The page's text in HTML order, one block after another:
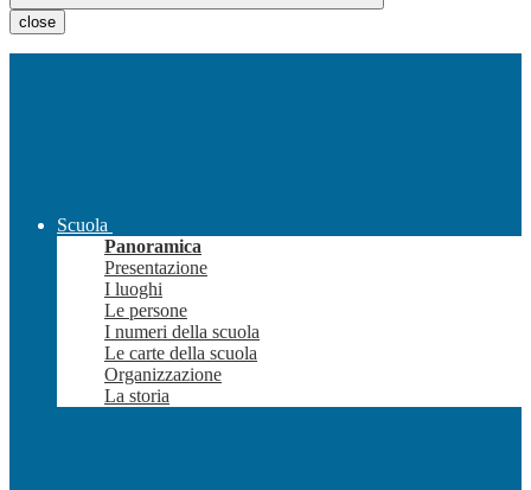
close
Scuola
Panoramica
Presentazione
I luoghi
Le persone
I numeri della scuola
Le carte della scuola
Organizzazione
La storia